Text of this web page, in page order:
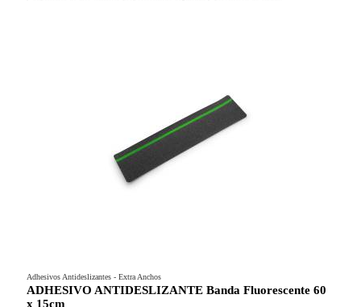
Adhesivos Antideslizantes - Extra Anchos
ADHESIVO ANTIDESLIZANTE Banda Fluorescente 60
x 15cm